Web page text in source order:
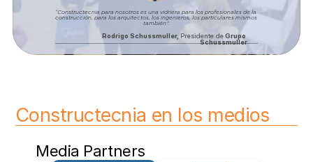
“Constructecnia para nosotros es una vidriera para los profesionales de la
construcción, para los arquitectos, los ingenieros, los particulares mismos
también”.
Rodrigo Schussmuller, Presidente de Grupo
Schussmuller
Constructecnia en los medios
Media Partners